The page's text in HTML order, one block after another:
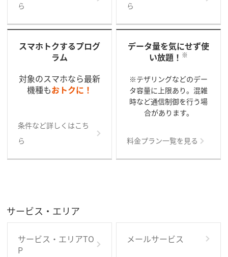
ら
ら
スマホトクするプログ
ラム
対象のスマホなら最新
機種もおトクに！
条件など詳しくはこち
ら
データ量を気にせず使
い放題！ ※
※テザリングなどのデー
タ容量に上限あり。混雑
時など通信制御を行う場
合があります。
料金プラン一覧を見る
サービス・エリア
サービス・エリアTO
P
メールサービス